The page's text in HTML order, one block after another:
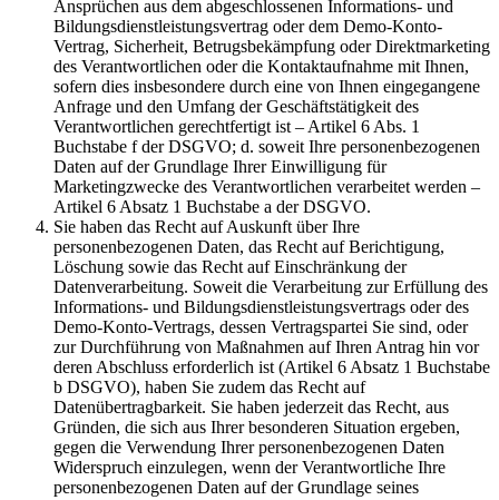
Ansprüchen aus dem abgeschlossenen Informations- und
Bildungsdienstleistungsvertrag oder dem Demo-Konto-
Vertrag, Sicherheit, Betrugsbekämpfung oder Direktmarketing
des Verantwortlichen oder die Kontaktaufnahme mit Ihnen,
sofern dies insbesondere durch eine von Ihnen eingegangene
Anfrage und den Umfang der Geschäftstätigkeit des
Verantwortlichen gerechtfertigt ist – Artikel 6 Abs. 1
Buchstabe f der DSGVO; d. soweit Ihre personenbezogenen
Daten auf der Grundlage Ihrer Einwilligung für
Marketingzwecke des Verantwortlichen verarbeitet werden –
Artikel 6 Absatz 1 Buchstabe a der DSGVO.
Sie haben das Recht auf Auskunft über Ihre
personenbezogenen Daten, das Recht auf Berichtigung,
Löschung sowie das Recht auf Einschränkung der
Datenverarbeitung. Soweit die Verarbeitung zur Erfüllung des
Informations- und Bildungsdienstleistungsvertrags oder des
Demo-Konto-Vertrags, dessen Vertragspartei Sie sind, oder
zur Durchführung von Maßnahmen auf Ihren Antrag hin vor
deren Abschluss erforderlich ist (Artikel 6 Absatz 1 Buchstabe
b DSGVO), haben Sie zudem das Recht auf
Datenübertragbarkeit. Sie haben jederzeit das Recht, aus
Gründen, die sich aus Ihrer besonderen Situation ergeben,
gegen die Verwendung Ihrer personenbezogenen Daten
Widerspruch einzulegen, wenn der Verantwortliche Ihre
personenbezogenen Daten auf der Grundlage seines